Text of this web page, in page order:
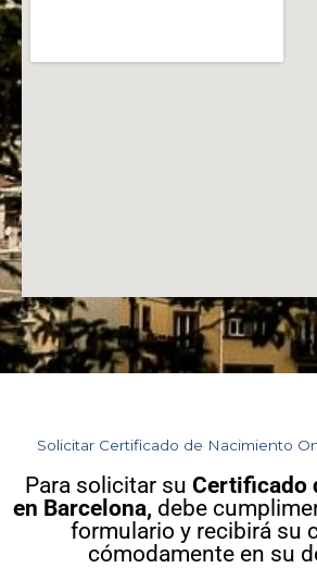
Solicitar Certificado de Nacimiento
Para solicitar su Certificado
en Barcelona, debe
formulario y recibirá su
cómodamente en su